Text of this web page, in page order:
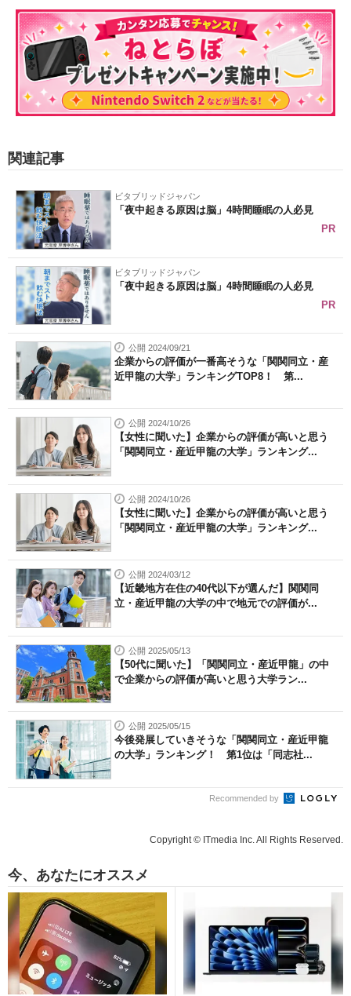
関連記事
ビタブリッドジャパン
「夜中起きる原因は脳」4時間睡眠の人必見
PR
ビタブリッドジャパン
「夜中起きる原因は脳」4時間睡眠の人必見
PR
公開 2024/09/21
企業からの評価が一番高そうな「関関同立・産
近甲龍の大学」ランキングTOP8！ 第...
公開 2024/10/26
【女性に聞いた】企業からの評価が高いと思う
「関関同立・産近甲龍の大学」ランキング...
公開 2024/10/26
【女性に聞いた】企業からの評価が高いと思う
「関関同立・産近甲龍の大学」ランキング...
公開 2024/03/12
【近畿地方在住の40代以下が選んだ】関関同
立・産近甲龍の大学の中で地元での評価が...
公開 2025/05/13
【50代に聞いた】「関関同立・産近甲龍」の中
で企業からの評価が高いと思う大学ラン...
公開 2025/05/15
今後発展していきそうな「関関同立・産近甲龍
の大学」ランキング！ 第1位は「同志社...
Recommended by
Copyright © ITmedia Inc. All Rights Reserved.
今、あなたにオススメ